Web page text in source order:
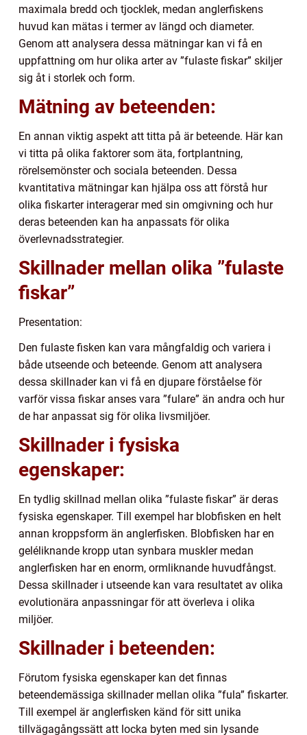
maximala bredd och tjocklek, medan anglerfiskens
huvud kan mätas i termer av längd och diameter.
Genom att analysera dessa mätningar kan vi få en
uppfattning om hur olika arter av ”fulaste fiskar” skiljer
sig åt i storlek och form.
Mätning av beteenden:
En annan viktig aspekt att titta på är beteende. Här kan
vi titta på olika faktorer som äta, fortplantning,
rörelsemönster och sociala beteenden. Dessa
kvantitativa mätningar kan hjälpa oss att förstå hur
olika fiskarter interagerar med sin omgivning och hur
deras beteenden kan ha anpassats för olika
överlevnadsstrategier.
Skillnader mellan olika ”fulaste
fiskar”
Presentation:
Den fulaste fisken kan vara mångfaldig och variera i
både utseende och beteende. Genom att analysera
dessa skillnader kan vi få en djupare förståelse för
varför vissa fiskar anses vara ”fulare” än andra och hur
de har anpassat sig för olika livsmiljöer.
Skillnader i fysiska
egenskaper:
En tydlig skillnad mellan olika ”fulaste fiskar” är deras
fysiska egenskaper. Till exempel har blobfisken en helt
annan kroppsform än anglerfisken. Blobfisken har en
geléliknande kropp utan synbara muskler medan
anglerfisken har en enorm, ormliknande huvudfångst.
Dessa skillnader i utseende kan vara resultatet av olika
evolutionära anpassningar för att överleva i olika
miljöer.
Skillnader i beteenden:
Förutom fysiska egenskaper kan det finnas
beteendemässiga skillnader mellan olika ”fula” fiskarter.
Till exempel är anglerfisken känd för sitt unika
tillvägagångssätt att locka byten med sin lysande